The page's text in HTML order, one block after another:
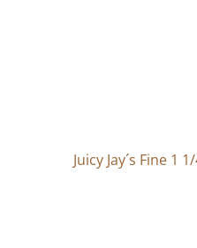
Juicy Jay´s Fine 1